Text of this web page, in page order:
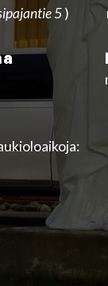
5)